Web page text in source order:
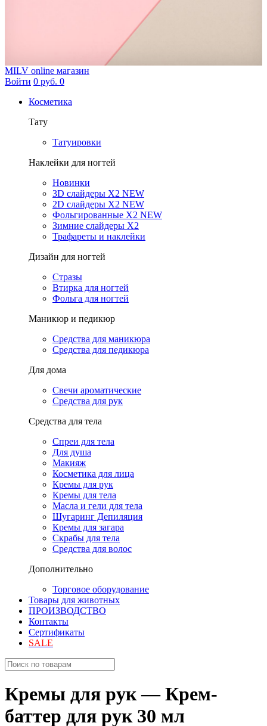
MILV online магазин
Войти 0 руб. 0
Косметика
Тату
Татуировки
Наклейки для ногтей
Новинки
3D слайдеры X2 NEW
2D слайдеры X2 NEW
Фольгированные X2 NEW
Зимние слайдеры Х2
Трафареты и наклейки
Дизайн для ногтей
Стразы
Втирка для ногтей
Фольга для ногтей
Маникюр и педикюр
Средства для маникюра
Средства для педикюра
Для дома
Свечи ароматические
Средства для рук
Средства для тела
Спреи для тела
Для душа
Макияж
Косметика для лица
Кремы для рук
Кремы для тела
Масла и гели для тела
Шугаринг Депиляция
Кремы для загара
Скрабы для тела
Средства для волос
Дополнительно
Торговое оборудование
Товары для животных
ПРОИЗВОДСТВО
Контакты
Сертификаты
SALE
Кремы для рук —Крем-
баттер для рук 30 мл